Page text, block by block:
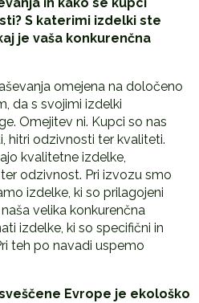
in kako se kupci
S katerimi izdelki ste
je vaša konkurenčna
omejena na določeno
da s svojimi izdelki
Omejitev ni. Kupci so nas
hitri odzivnosti ter kvaliteti.
kvalitetne izdelke,
odzivnost. Pri izvozu smo
izdelke, ki so prilagojeni
velika konkurenčna
izdelke, ki so specifični in
teh po navadi uspemo
Evrope je ekološko